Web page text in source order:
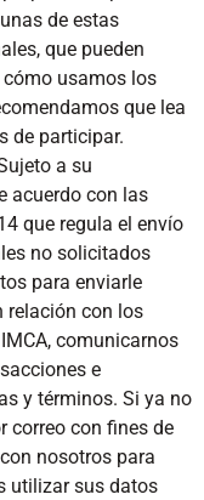
de estas
que pueden
usamos los
que lea
de participar.
a su
acuerdo con las
que regula el envío
no solicitados
para enviarle
relación con los
comunicarnos
e
y términos. Si ya no
correo con fines de
nosotros para
utilizar sus datos